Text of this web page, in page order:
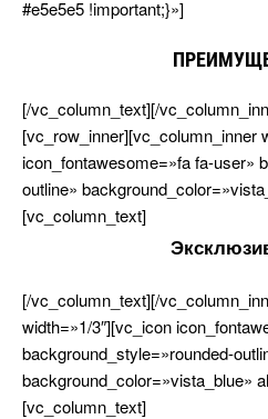
#e5e5e5 !important;}»]
[/vc_column_text][/
[vc_row_inner][vc_column_inner
icon_fontawesome=»fa fa-user»
outline»
[vc_column_text]
[/vc_column_text][/
width=»1/3″][vc_icon
background_style=»rounded-
background_color=»vista_blue»
[vc_column_text]